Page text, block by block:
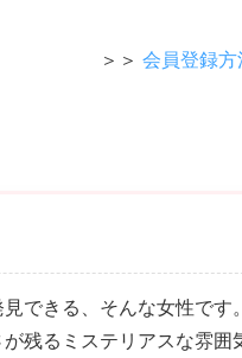
＞＞ 会員登録方
できる、そんな女性です
残るミステリアスな雰囲